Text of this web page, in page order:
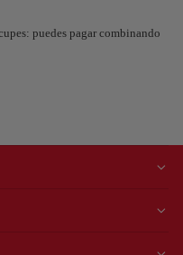
puedes pagar combinando